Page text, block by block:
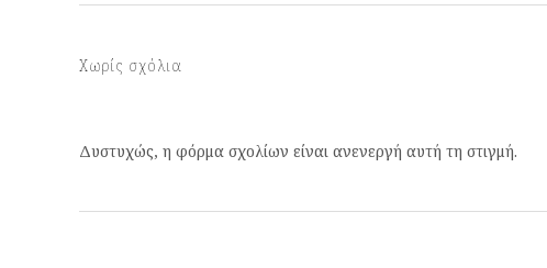
Χωρίς σχόλια
Δυστυχώς, η φόρμα σχολίων είναι ανενεργή αυτή τη στιγμή.